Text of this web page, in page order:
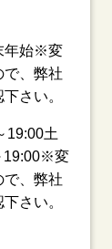
年始※変
で、弊社
さい。
19:00土
19:00※変
で、弊社
さい。